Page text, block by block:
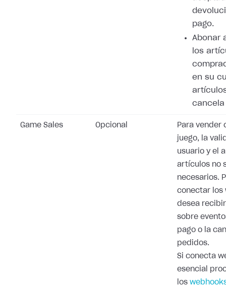
pago.
Abonar
los
en su
cancela
Game Sales Opcional
Para vender
juego, la
usuario y el
artículos no
necesarios.
conectar los
desea
sobre
pago o la
pedidos.
Si conecta
esencial
los